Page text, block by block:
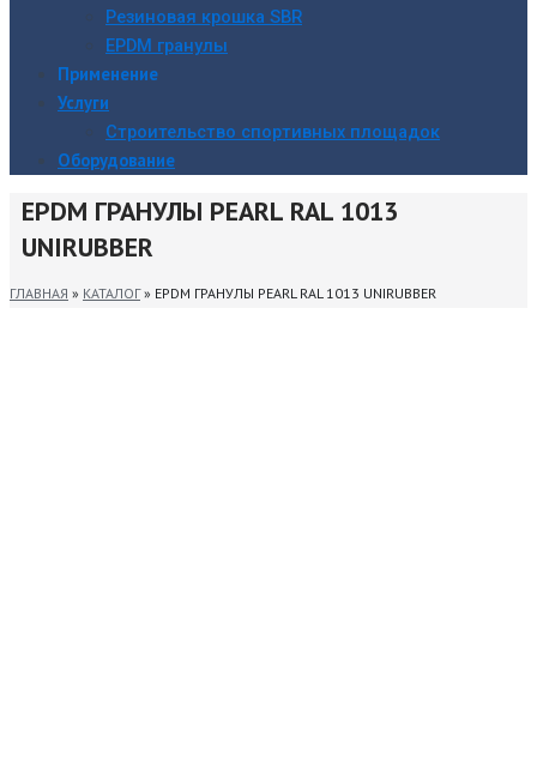
Резиновая крошка SBR
EPDM гранулы
Применение
Услуги
Строительство спортивных площадок
Оборудование
EPDM ГРАНУЛЫ PEARL RAL 1013
UNIRUBBER
ГЛАВНАЯ » КАТАЛОГ» EPDM ГРАНУЛЫ PEARL RAL 1013 UNIRUBBER